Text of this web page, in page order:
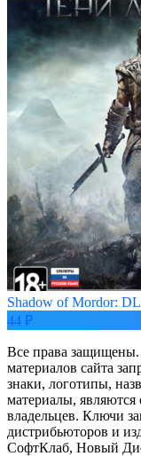
Shadow of Mordor:
44 ₽
Все права
материалов сайта
знаки, логотипы,
материалы, являются
владельцев. Ключи
дистрибьюторов и
СофтКлаб, Новый